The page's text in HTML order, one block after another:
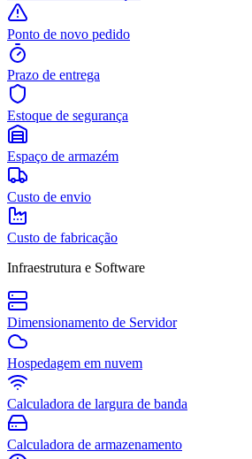
Ponto de novo pedido
Prazo de entrega
Estoque de segurança
Espaço de armazém
Custo de envio
Custo de fabricação
Infraestrutura e Software
Dimensionamento de Servidor
Hospedagem em nuvem
Calculadora de largura de banda
Calculadora de armazenamento